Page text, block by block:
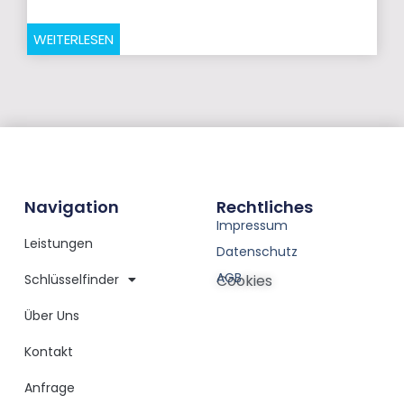
WEITERLESEN
Navigation
Leistungen
Schlüsselfinder
Über Uns
Kontakt
Anfrage
Rechtliches
Impressum
Datenschutz
AGB
Cookies